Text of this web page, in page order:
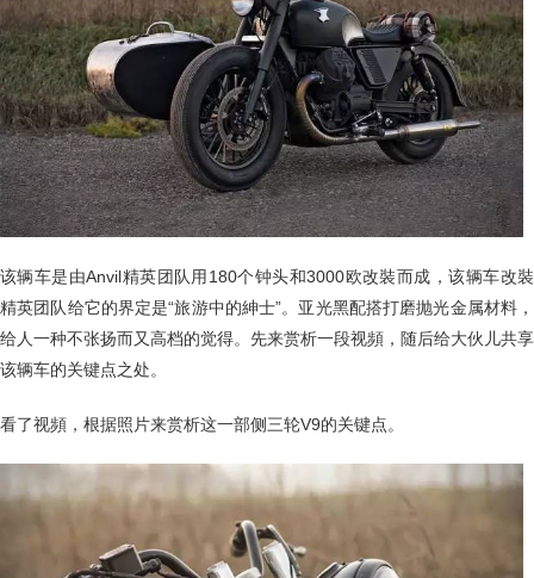
该辆车是由Anvil精英团队用180个钟头和3000欧改裝而成，该辆车改裝
精英团队给它的界定是“旅游中的紳士”。亚光黑配搭打磨抛光金属材料，
给人一种不张扬而又高档的觉得。先来赏析一段视頻，随后给大伙儿共享
该辆车的关键点之处。
看了视頻，根据照片来赏析这一部侧三轮V9的关键点。